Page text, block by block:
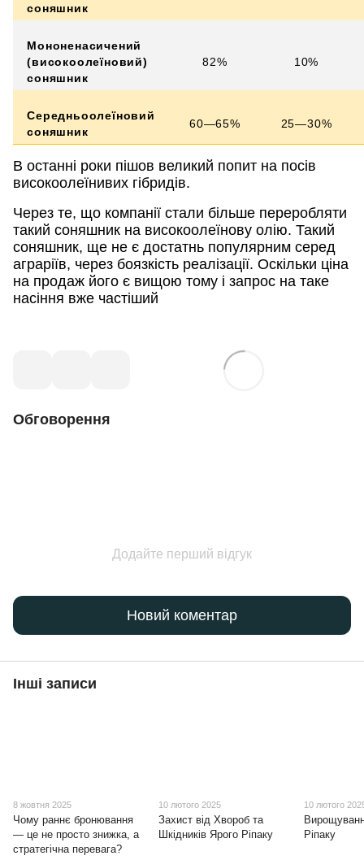
соняшник
Мононенасичений
(високоолеїновий)
соняшник
82% 10%
Середньоолеїновий
соняшник
60—65% 25—30%
В останні роки пішов великий попит на посів
високоолеїнивих гібридів.
Через те, що компанії стали більше переробляти
такий соняшник на високоолеїнову олію. Такий
соняшник, ще не є достатнь популярним серед
аграріїв, через боязкість реалізації. Оскільки ціна
на продаж його є вищою тому і запрос на таке
насіння вже частіший
Обговорення
Додайте перший відгук
Новий коментар
Інші записи
8 жовтня 2025
Чому раннє бронювання
— це не просто знижка, а
стратегічна перевага?
10 лютого 2025
Захист від Хвороб та
Шкідників Ярого Ріпаку
10 лютого
Ріпаку